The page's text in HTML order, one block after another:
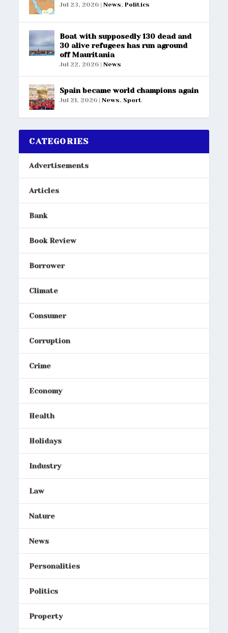
Jul 23, 2026 |News,Politics
Boat with supposedly 130 dead and
30 alive refugees has run aground
off Mauritania
Jul 22, 2026 |News
Spain became world champions again
Jul 21, 2026 |News, Sport
CATEGORIES
Advertisements
Articles
Bank
Book Review
Borrower
Climate
Consumer
Corruption
Crime
Economy
Health
Holidays
Industry
Law
Nature
News
Personalities
Politics
Property